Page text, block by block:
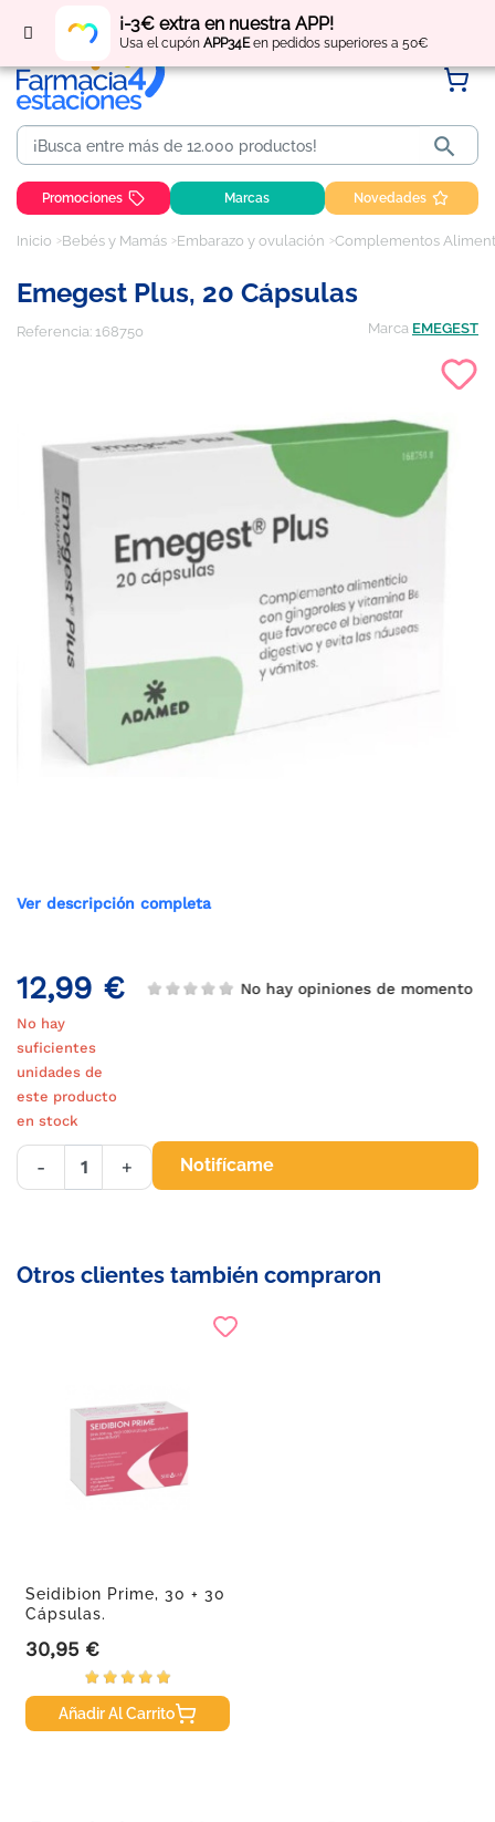
¡-3€ extra en nuestra APP!
Usa el cupón APP34Een pedidos superiores a 50€
Regístratey obtén puntos por tus compras

Promociones Marcas Novedades
Inicio Bebés y Mamás Embarazo y ovulación Complementos
Emegest Plus, 20 Cápsulas
Referencia: 168750 Marca EMEGEST
Ver descripción completa
12,99 € No hay opiniones de momento
No hay
suficientes
unidades de
este producto
en stock
- + Notifícame
Otros clientes también compraron
Seidibion Prime, 30 + 30
Cápsulas.
Precio
30,95 €
Añadir Al Carrito